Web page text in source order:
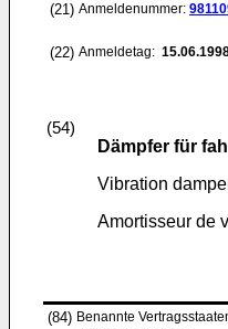
(21) Anmeldenummer:
(22) Anmeldetag:
(54)
Dämpfer für
Vibration
Amortisseur de
(84) Benannte